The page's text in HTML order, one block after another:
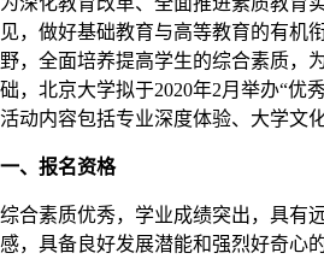
见，做好基础教育与高等教育的有机
野，全面培养提高学生的综合素质，
础，北京大学拟于2020年2月举办“优
活动内容包括专业深度体验、大学文
一、报名资格
综合素质优秀，学业成绩突出，具有
感，具备良好发展潜能和强烈好奇心